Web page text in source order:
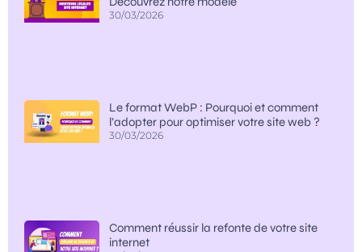
30/03/2026
Le format WebP : Pourquoi et comment
l’adopter pour optimiser votre site web ?
30/03/2026
Comment réussir la refonte de votre site
internet